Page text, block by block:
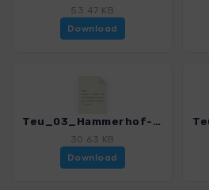
53.47 KB
Download
Teu_03_Hammerhof-Hardehausen_4020_7.gpx
30.63 KB
Download